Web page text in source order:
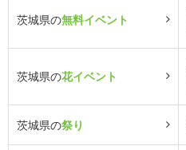
茨城県の無料イベント
茨城県の花イベント
茨城県の祭り